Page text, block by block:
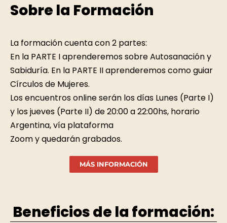
Sobre la Formación
La formación cuenta con 2 partes:
En la PARTE I aprenderemos sobre Autosanación y
Sabiduría. En la PARTE II aprenderemos como guiar
Círculos de Mujeres.
Los encuentros online serán los días Lunes (Parte I)
y los jueves (Parte II) de 20:00 a 22:00hs, horario
Argentina, vía plataforma
Zoom y quedarán grabados.
MÁS INFORMACIÓN
Beneficios de la formación: